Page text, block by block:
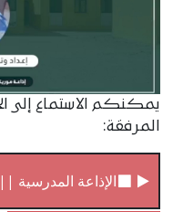
يمكنكم الاستماع إلى
المرفقة:
الإذاعة